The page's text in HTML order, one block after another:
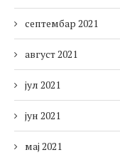
септембар 2021
август 2021
јул 2021
јун 2021
мај 2021